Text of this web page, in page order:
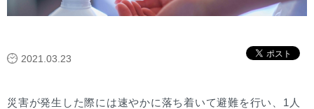
2021.03.23
災害が発生した際には速やかに落ち着いて避難を行い、1人